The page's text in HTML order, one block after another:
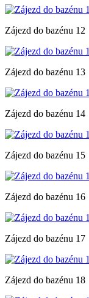
Zájezd do bazénu 12
Zájezd do bazénu 13
Zájezd do bazénu 14
Zájezd do bazénu 15
Zájezd do bazénu 16
Zájezd do bazénu 17
Zájezd do bazénu 18